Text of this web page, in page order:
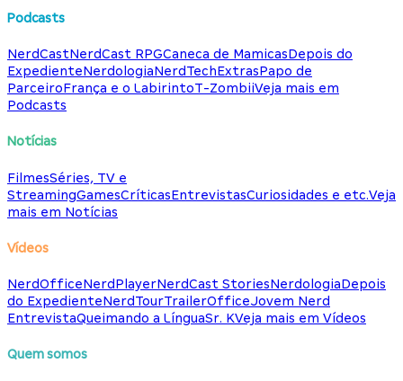
Podcasts
NerdCastNerdCast RPGCaneca de MamicasDepois do
ExpedienteNerdologiaNerdTechExtrasPapo de
ParceiroFrança e o LabirintoT-ZombiiVeja mais em
Podcasts
Notícias
FilmesSéries, TV e
StreamingGamesCríticasEntrevistasCuriosidades e etc.Veja
mais em Notícias
Vídeos
NerdOfficeNerdPlayerNerdCast StoriesNerdologiaDepois
do ExpedienteNerdTourTrailerOfficeJovem Nerd
EntrevistaQueimando a LínguaSr. KVeja mais em Vídeos
Quem somos